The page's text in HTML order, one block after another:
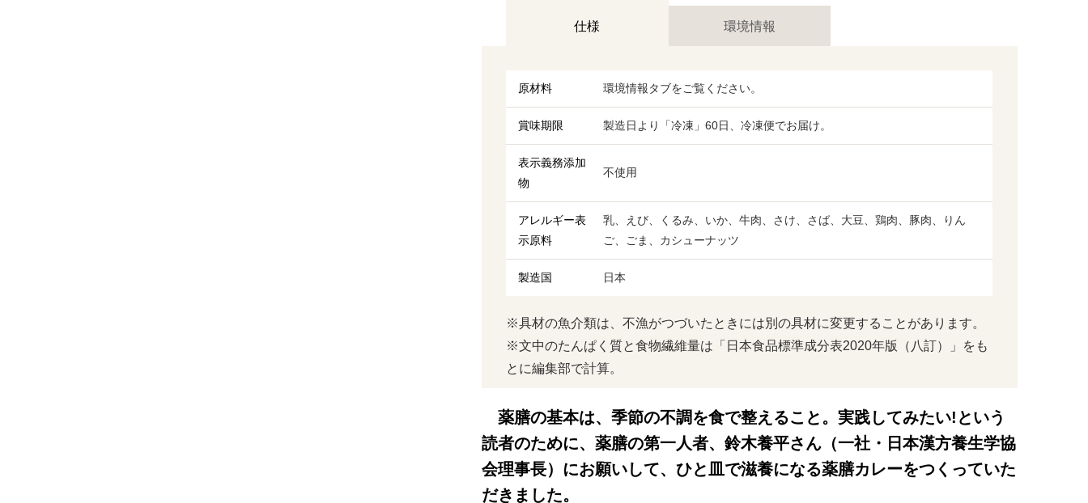
仕様 環境情報
原材料 環境情報タブをご覧ください。
賞味期限 製造日より「冷凍」60日、冷凍便でお届け。
表示義務添加
物
不使用
アレルギー表
示原料
乳、えび、くるみ、いか、牛肉、さけ、さば、大豆、鶏肉、豚肉、りん
ご、ごま、カシューナッツ
製造国 日本
※具材の魚介類は、不漁がつづいたときには別の具材に変更することがあります。
※文中のたんぱく質と食物繊維量は「日本食品標準成分表2020年版（八訂）」をも
とに編集部で計算。
薬膳の基本は、季節の不調を食で整えること。実践してみたい!という
読者のために、薬膳の第一人者、鈴木養平さん（一社・日本漢方養生学協
会理事長）にお願いして、ひと皿で滋養になる薬膳カレーをつくっていた
だきました。